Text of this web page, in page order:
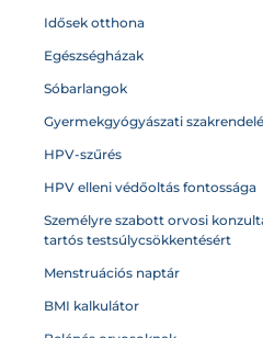
Idősek otthona
Egészségházak
Sóbarlangok
Gyermekgyógyászati
HPV-szűrés
HPV elleni védőoltás fontossága
Személyre szabott orvosi
tartós testsúlycsökkentésért
Menstruációs naptár
BMI kalkulátor